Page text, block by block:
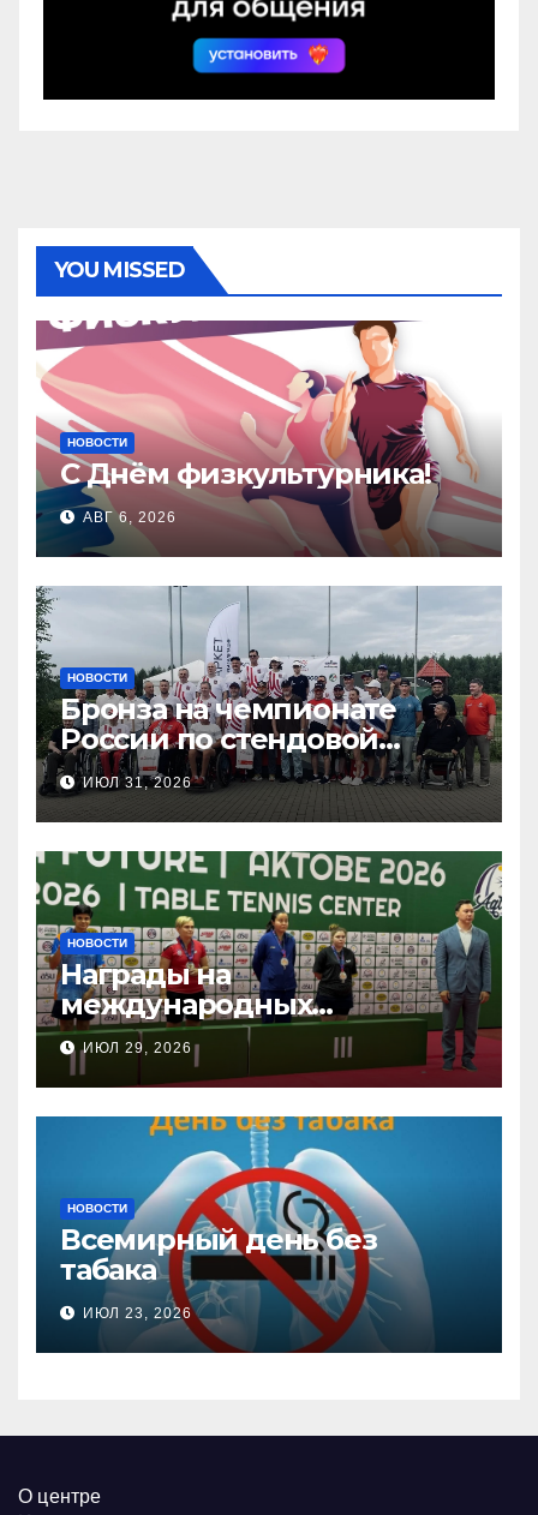
YOU MISSED
НОВОСТИ
С Днём физкультурника!
АВГ 6, 2026
НОВОСТИ
Бронза на чемпионате
России по стендовой
стрельбе
ИЮЛ 31, 2026
НОВОСТИ
Награды на
международных
соревнованиях
настольного тенниса ПОДА
ИЮЛ 29, 2026
НОВОСТИ
Всемирный день без
табака
ИЮЛ 23, 2026
О центре